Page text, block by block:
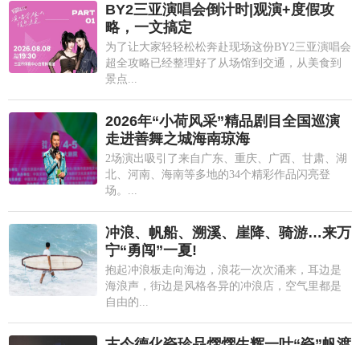
BY2三亚演唱会倒计时|观演+度假攻
略，一文搞定
为了让大家轻轻松松奔赴现场这份BY2三亚演唱会
超全攻略已经整理好了从场馆到交通，从美食到
景点...
2026年“小荷风采”精品剧目全国巡演
走进善舞之城海南琼海
2场演出吸引了来自广东、重庆、广西、甘肃、湖
北、河南、海南等多地的34个精彩作品闪亮登
场。...
冲浪、帆船、溯溪、崖降、骑游…来万
宁“勇闯”一夏!
抱起冲浪板走向海边，浪花一次次涌来，耳边是
海浪声，街边是风格各异的冲浪店，空气里都是
自由的...